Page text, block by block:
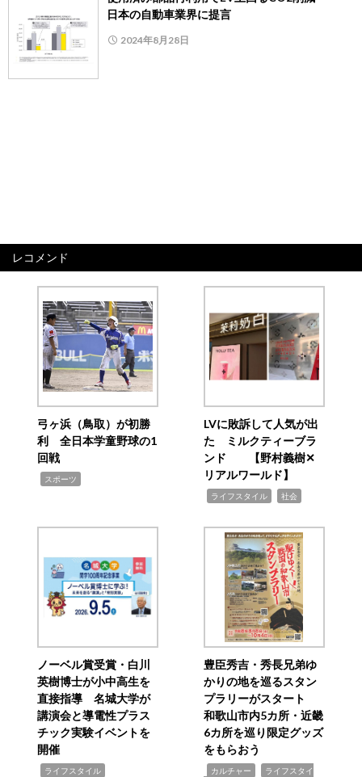
日本の自動車業界に提言
2024年8月28日
レコメンド
弓ヶ浜（鳥取）が初勝
利 全日本学童野球の1
回戦
スポーツ
LVに敗訴して人気が出
た ミルクティーブラ
ンド 【野村義樹✕
リアルワールド】
ライフスタイル 社会
ノーベル賞受賞・白川
英樹博士が小中高生を
直接指導 名城大学が
講演会と導電性プラス
チック実験イベントを
開催
ライフスタイル
豊臣秀吉・秀長兄弟ゆ
かりの地を巡るスタン
プラリーがスタート
和歌山市内5カ所・近畿
6カ所を巡り限定グッズ
をもらおう
カルチャー
ライフスタイ